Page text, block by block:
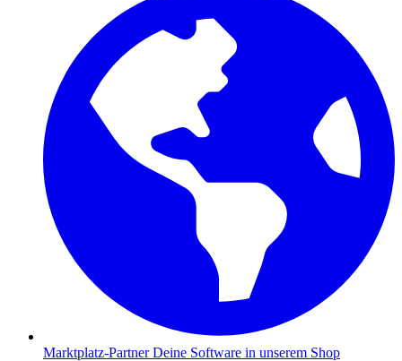
Marktplatz-Partner Deine Software in unserem Shop